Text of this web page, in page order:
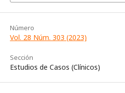
Número
Vol. 28 Núm. 303 (2023)
Sección
Estudios de Casos (Clínicos)